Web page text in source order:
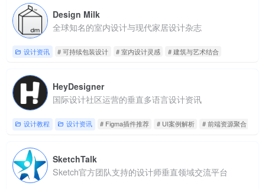
Design Milk
全球知名的室内设计与现代家居设计杂志
设计资讯 # 可持续包装设计 # 室内设计灵感 # 建筑与艺术结合
HeyDesigner
国际设计社区运营的垂直多语言设计资讯
设计教程 设计资讯 # Figma插件推荐 # UI案例解析 # 前端资源聚合
SketchTalk
Sketch官方团队支持的设计师垂直领域交流平台